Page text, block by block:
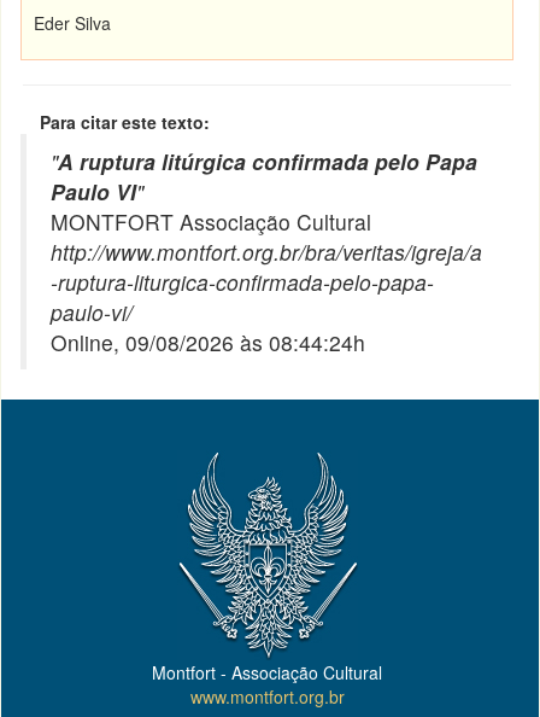
Eder Silva
Para citar este texto:
"A ruptura litúrgica confirmada pelo Papa
Paulo VI"
MONTFORT Associação Cultural
http://www.montfort.org.br/bra/veritas/igreja/a
-ruptura-liturgica-confirmada-pelo-papa-
paulo-vi/
Online, 09/08/2026 às 08:44:24h
Montfort - Associação Cultural
www.montfort.org.br